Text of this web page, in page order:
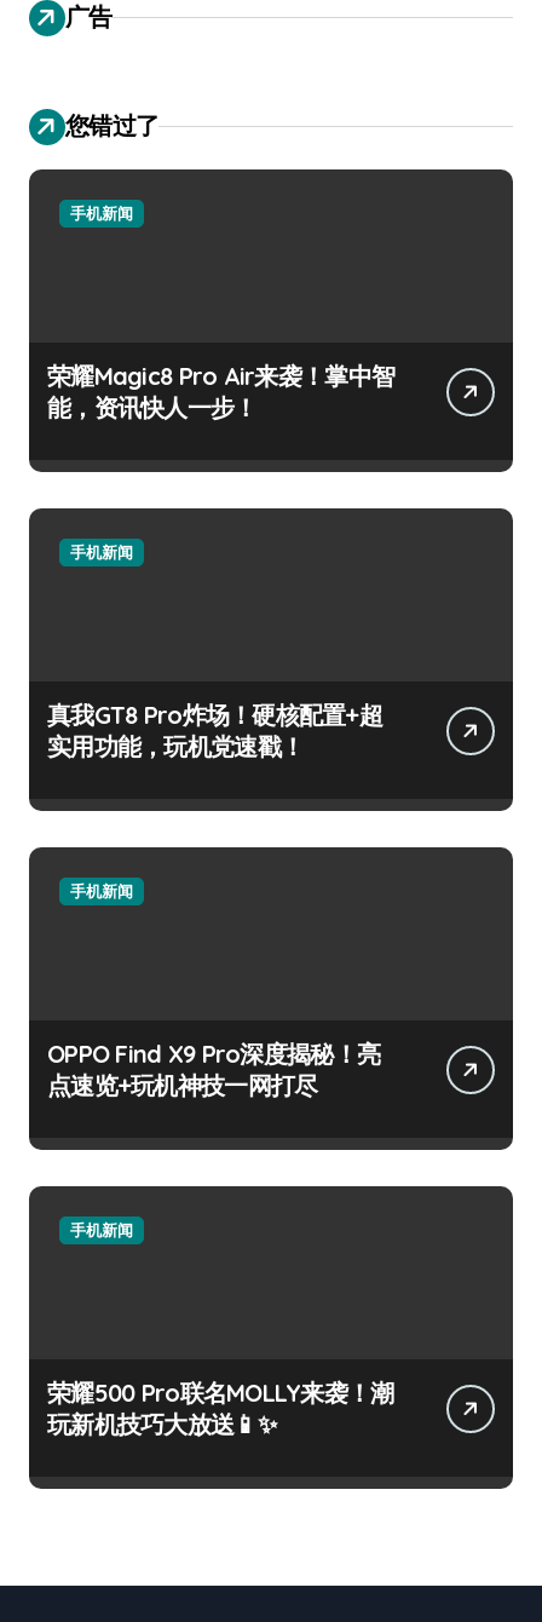
广告
您错过了
手机新闻
荣耀Magic8 Pro Air来袭！掌中智
能，资讯快人一步！
手机新闻
真我GT8 Pro炸场！硬核配置+超
实用功能，玩机党速戳！
手机新闻
OPPO Find X9 Pro深度揭秘！亮
点速览+玩机神技一网打尽
手机新闻
荣耀500 Pro联名MOLLY来袭！潮
玩新机技巧大放送📱✨